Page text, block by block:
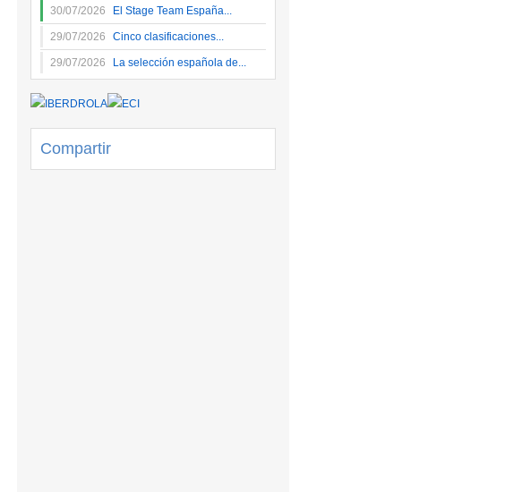
30/07/2026 El Stage Team España...
29/07/2026 Cinco clasificaciones...
29/07/2026 La selección española de...
Compartir